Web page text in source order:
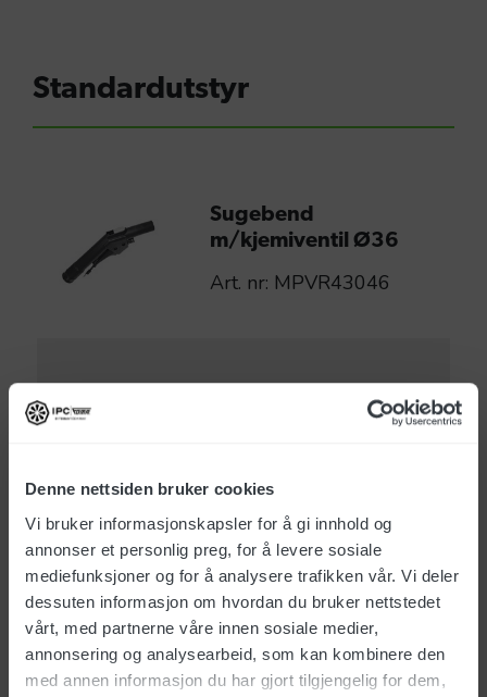
Denne nettsiden bruker cookies
Vi bruker informasjonskapsler for å gi innhold og
annonser et personlig preg, for å levere sosiale
mediefunksjoner og for å analysere trafikken vår. Vi deler
dessuten informasjon om hvordan du bruker nettstedet
vårt, med partnerne våre innen sosiale medier,
annonsering og analysearbeid, som kan kombinere den
med annen informasjon du har gjort tilgjengelig for dem,
Standardutstyr
Sugebend
m/kjemiventil Ø36
Art. nr: MPVR43046
Sugerør rett Ø36
Art. nr: LAFN47240
NOK213 eks. mva